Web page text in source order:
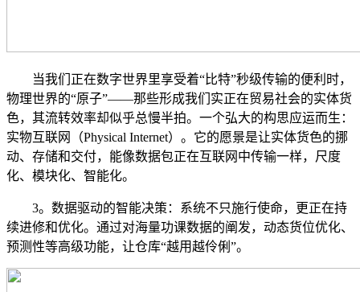
当我们正在数字世界里享受着“比特”秒级传输的便利时，
物理世界的“原子”——那些形成我们实正在贸易社会的实体货
色，其流转效率却似乎总慢半拍。一个弘大的构思应运而生：
实物互联网（Physical Internet）。它的愿景是让实体货色的挪
动、存储和交付，能像数据包正在互联网中传输一样，尺度
化、模块化、智能化。
3。数据驱动的智能决策：系统不只施行使命，更正在持
续进修和优化。通过对海量功课数据的阐发，动态货位优化、
预测性等高级功能，让仓库“越用越伶俐”。